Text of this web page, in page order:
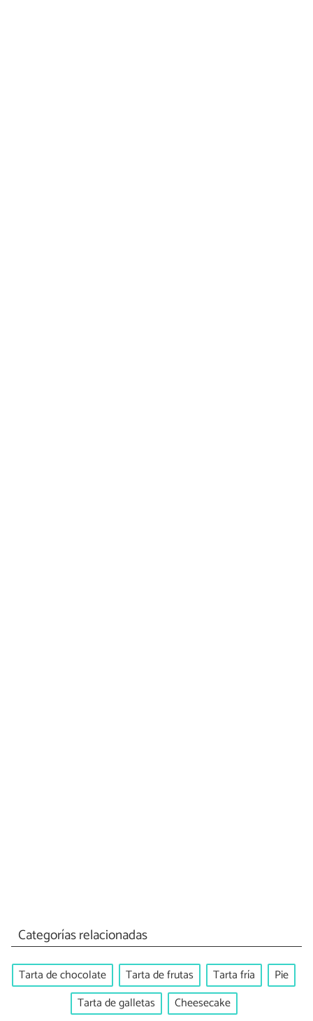
Categorías relacionadas
Tarta de chocolate Tarta de frutas Tarta fría
Pie
Tarta de galletas
Cheesecake